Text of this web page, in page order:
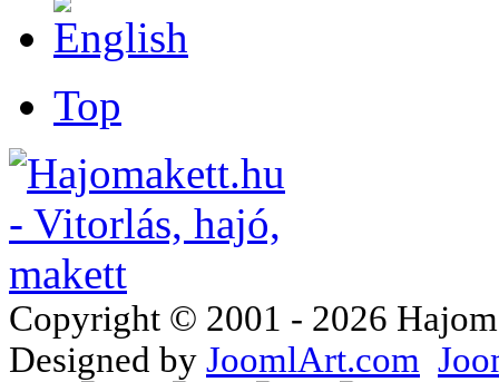
Top
Copyright © 2001 - 2026
Designed by JoomlArt.com